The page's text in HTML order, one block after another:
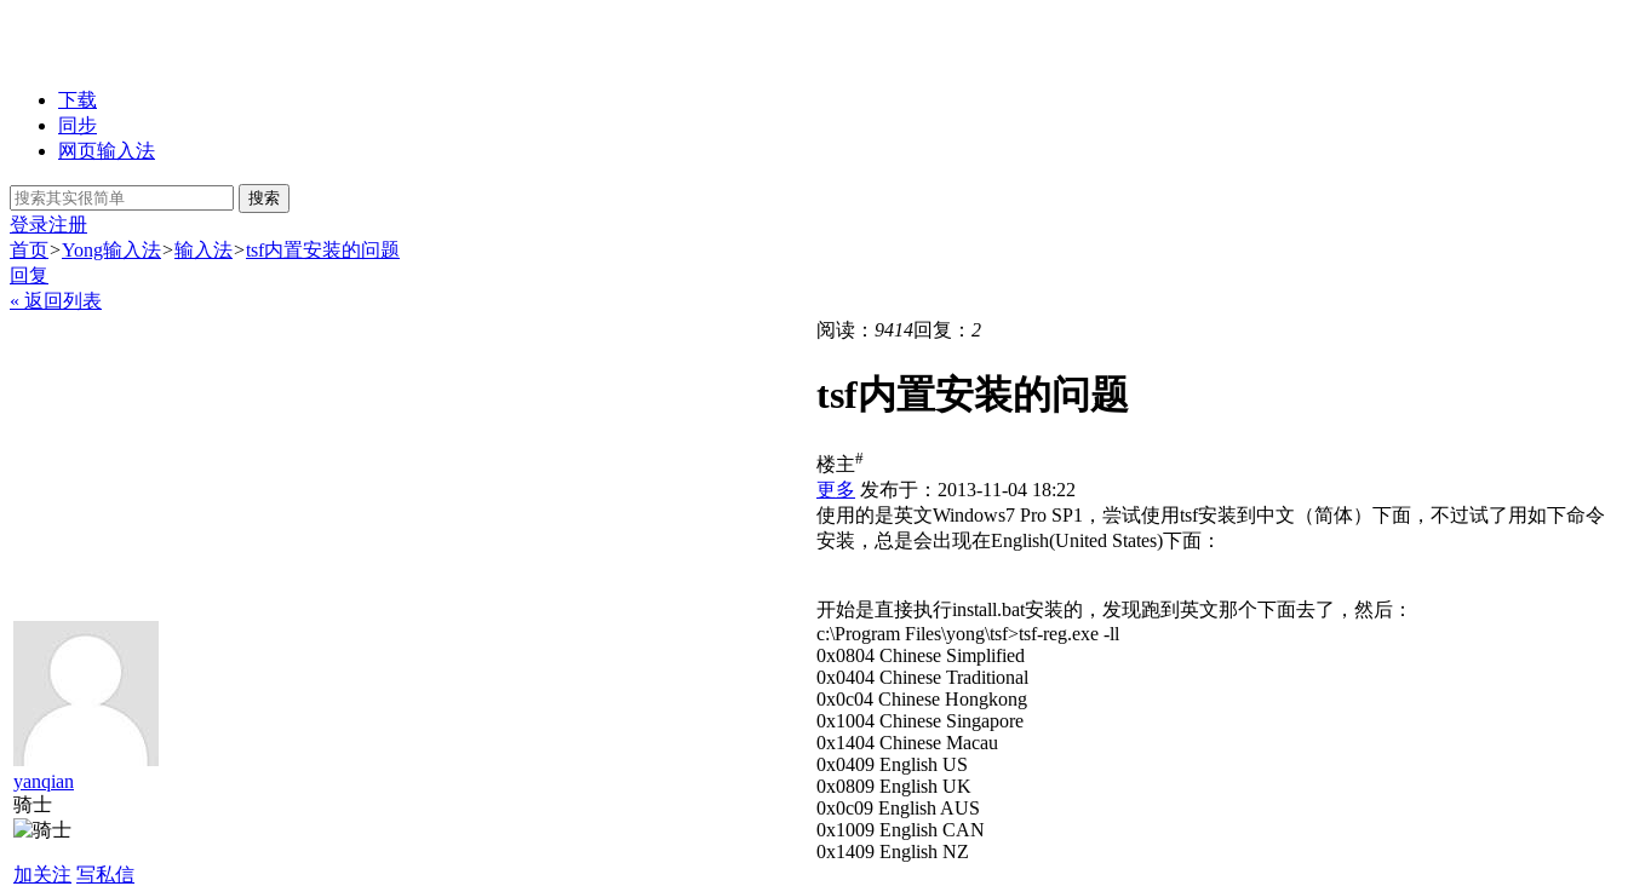
下载
同步
网页输入法
搜索
登录注册
首页>Yong输入法>输入法>tsf内置安装的问题
回复
« 返回列表
yanqian
骑士
加关注 写私信
阅读： 9414回复： 2
tsf内置安装的问题
楼主#
更多 发布于：2013-11-04 18:22
使用的是英文Windows7 Pro SP1，尝试使用tsf安装到中文（简体）下面，不过试了用如下命令
安装，总是会出现在English(United States)下面：
开始是直接执行install.bat安装的，发现跑到英文那个下面去了，然后：
c:\Program Files\yong\tsf>tsf-reg.exe -ll
0x0804 Chinese Simplified
0x0404 Chinese Traditional
0x0c04 Chinese Hongkong
0x1004 Chinese Singapore
0x1404 Chinese Macau
0x0409 English US
0x0809 English UK
0x0c09 English AUS
0x1009 English CAN
0x1409 English NZ